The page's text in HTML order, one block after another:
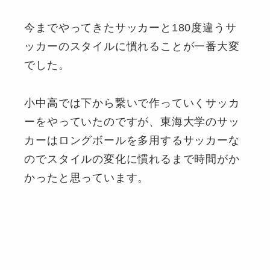
今までやってきたサッカーと180度違うサ
ッカーのスタイルに慣れることが一番大変
でした。
小中高では下から繋いで作っていくサッカ
ーをやっていたのですが、東海大学のサッ
カーはロングボールを多用するサッカーな
のでスタイルの変化に慣れるまで時間がか
かったと思っています。